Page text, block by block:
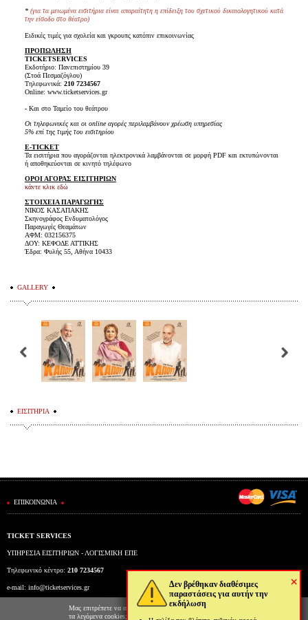
×
Δεν βρέθηκαν διαθέσιμες
παραστάσεις για αυτήν την
εκδήλωση
* (για τα μειωμένα εισιτήρια είναι απαραίτητη η επίδειξη του σχετικού δικαιολογητικού κατά
την είσοδο στο θέατρο)
Ειδικές τιμές για σχολεία και γκρουπς κατόπιν επικοινωνίας
ΠΡΟΠΩΛΗΣΗ
TICKETSERVICES
Εκδοτήριο: Πανεπιστημίου 39
(Στοά Πεσμαζόγλου)
Τηλεφωνικά: 210 7234567
Online: www.ticketservices.gr
-Και στο Ταμείο του θεάτρου
Οι τηλεφωνικές και οι online αγορές περιλαμβάνουν χρέωση υπηρεσίας
5% επί της τιμής του εισιτηρίου
E-TICKET
Τα εισιτήρια που αγοράζονται ηλεκτρονικά λαμβάνονται σε μορφή PDF και εκτυπώνονται
ή αποθηκεύονται σε κινητό τηλέφωνο
ΟΡΟΙ ΑΓΟΡΑΣ ΕΙΣΙΤΗΡΙΩΝ
κάντε κλικ εδώ
ΣΤΟΙΧΕΙΑ ΠΑΡΑΓΩΓΗΣ
ΝΙΚΟΣ ΚΑΣΑΠΑΚΗΣ
Σκηνογράφος Ενδυματολόγος
Παραγωγές Θεαμάτων
ΑΦΜ: 032156375
ΔΟΥ: ΚΕΦΟΔΕ ΑΤΤΙΚΗΣ
Έδρα: Φυλής 55, Αθήνα 10433
GALLERY
ΕΙΣΙΤΗΡΙΑ
ΕΠΙΚΟΙΝΩΝΙΑ
TICKET SERVICES
ΥΠΗΡΕΣΙΑ ΕΙΣΙΤΗΡΙΩΝ - ΛΟΓΙΣΜΙΚΗ ΕΠΕ
Τηλεφωνικό κέντρο: 210 7234567
e-mail: info@ticketservices.gr
Εκδοτήριο: Πανεπιστημίου 39 (Στοά Πεσμαζόγλου), Αθήνα
Μας επιτρέπετε να αποθηκεύουμε στον φυλλομετρητή σας
τα λεγόμενα cookies; Με αυτόν τον τρόπο θα